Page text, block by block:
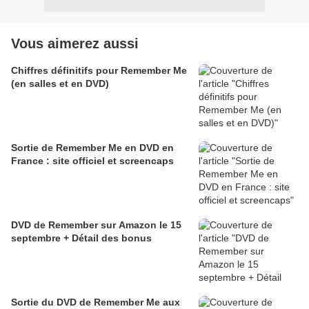
Vous aimerez aussi
Chiffres définitifs pour Remember Me
(en salles et en DVD)
Sortie de Remember Me en DVD en
France : site officiel et screencaps
DVD de Remember sur Amazon le 15
septembre + Détail des bonus
Sortie du DVD de Remember Me aux